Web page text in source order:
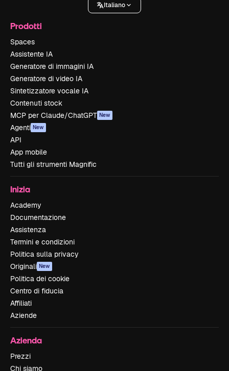
Italiano
Prodotti
Spaces
Assistente IA
Generatore di immagini IA
Generatore di video IA
Sintetizzatore vocale IA
Contenuti stock
MCP per Claude/ChatGPT New
Agenti New
API
App mobile
Tutti gli strumenti Magnific
Inizia
Academy
Documentazione
Assistenza
Termini e condizioni
Politica sulla privacy
Originali New
Politica dei cookie
Centro di fiducia
Affiliati
Aziende
Azienda
Prezzi
Chi siamo